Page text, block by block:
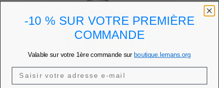
-10 % SUR VOTRE PREMIÈRE
COMMANDE
Valable sur votre 1ère commande sur boutique.lemans.org